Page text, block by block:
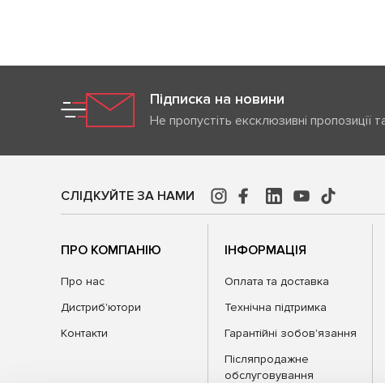
Підписка на новини
Не пропустіть ексклюзивні пропозиції
СЛІДКУЙТЕ ЗА НАМИ
ПРО КОМПАНІЮ
Про нас
Дистриб'ютори
Контакти
ІНФОРМАЦІЯ
Оплата та доставка
Технічна підтримка
Гарантійні зобов'язання
Післяпродажне
обслуговування